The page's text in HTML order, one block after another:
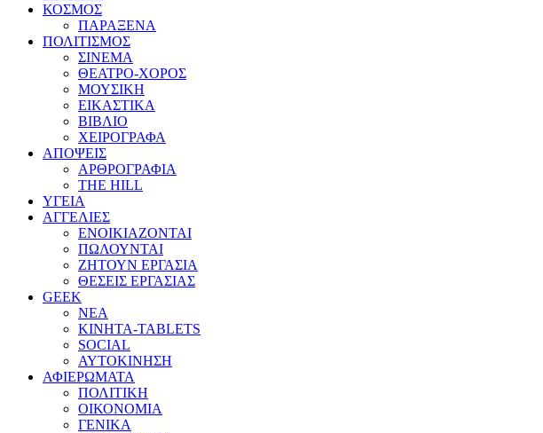
ΚΟΣΜΟΣ
ΠΑΡΑΞΕΝΑ
ΠΟΛΙΤΙΣΜΟΣ
ΣΙΝΕΜΑ
ΘΕΑΤΡΟ-ΧΟΡΟΣ
ΜΟΥΣΙΚΗ
ΕΙΚΑΣΤΙΚΑ
ΒΙΒΛΙΟ
ΧΕΙΡΟΓΡΑΦΑ
ΑΠΟΨΕΙΣ
ΑΡΘΡΟΓΡΑΦΙΑ
THE HILL
ΥΓΕΙΑ
ΑΓΓΕΛΙΕΣ
ΕΝΟΙΚΙΑΖΟΝΤΑΙ
ΠΩΛΟΥΝΤΑΙ
ΖΗΤΟΥΝ ΕΡΓΑΣΙΑ
ΘΕΣΕΙΣ ΕΡΓΑΣΙΑΣ
GEEK
ΝΕΑ
ΚΙΝΗΤΑ-TABLETS
SOCIAL
ΑΥΤΟΚΙΝΗΣΗ
ΑΦΙΕΡΩΜΑΤΑ
ΠΟΛΙΤΙΚΗ
ΟΙΚΟΝΟΜΙΑ
ΓΕΝΙΚΑ